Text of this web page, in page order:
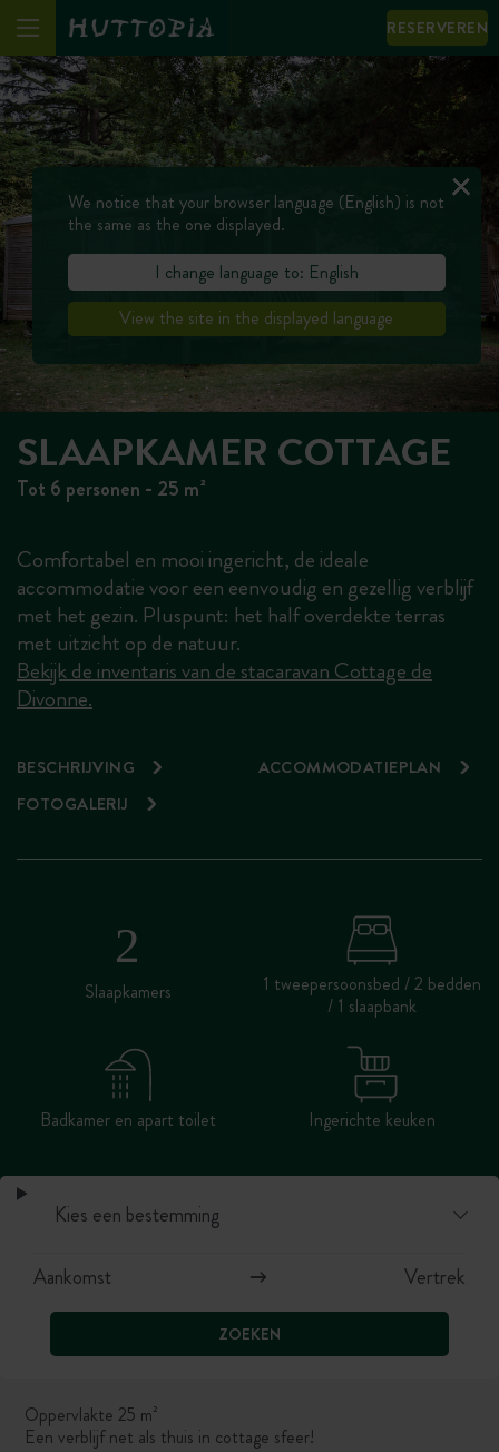
RESERVEREN
SLAAPKAMER COTTAGE
Tot 6 personen - 25 m²
Comfortabel en mooi ingericht, de ideale
accommodatie voor een eenvoudig en gezellig verblijf
met het gezin. Pluspunt: het half overdekte terras
met uitzicht op de natuur.
Bekijk de inventaris van de stacaravan Cottage de
Divonne.
BESCHRIJVING
ACCOMMODATIEPLAN
FOTOGALERIJ
Slaapkamers
1 tweepersoonsbed / 2 bedden
/ 1 slaapbank
Badkamer en apart toilet Ingerichte keuken
ZOEKEN
Oppervlakte 25 m²
Een verblijf net als thuis in cottage sfeer!
We notice that your browser language (English) is not
the same as the one displayed.
I change language to: English
View the site in the displayed language